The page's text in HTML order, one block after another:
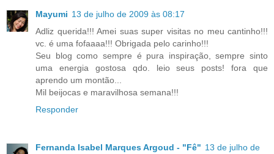
Mayumi 13 de julho de 2009 às 08:17
Adliz querida!!! Amei suas super visitas no meu cantinho!!!
vc. é uma fofaaaa!!! Obrigada pelo carinho!!!
Seu blog como sempre é pura inspiração, sempre sinto
uma energia gostosa qdo. leio seus posts! fora que
aprendo um montão...
Mil beijocas e maravilhosa semana!!!
Responder
Fernanda Isabel Marques Argoud - "Fê" 13 de julho de